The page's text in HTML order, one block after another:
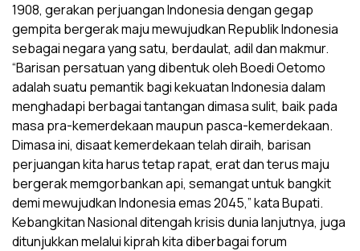
1908, gerakan perjuangan Indonesia dengan gegap
gempita bergerak maju mewujudkan Republik Indonesia
sebagai negara yang satu, berdaulat, adil dan makmur.
“Barisan persatuan yang dibentuk oleh Boedi Oetomo
adalah suatu pemantik bagi kekuatan Indonesia dalam
menghadapi berbagai tantangan dimasa sulit, baik pada
masa pra-kemerdekaan maupun pasca-kemerdekaan.
Dimasa ini, disaat kemerdekaan telah diraih, barisan
perjuangan kita harus tetap rapat, erat dan terus maju
bergerak memgorbankan api, semangat untuk bangkit
demi mewujudkan Indonesia emas 2045,” kata Bupati.
Kebangkitan Nasional ditengah krisis dunia lanjutnya, juga
ditunjukkan melalui kiprah kita diberbagai forum